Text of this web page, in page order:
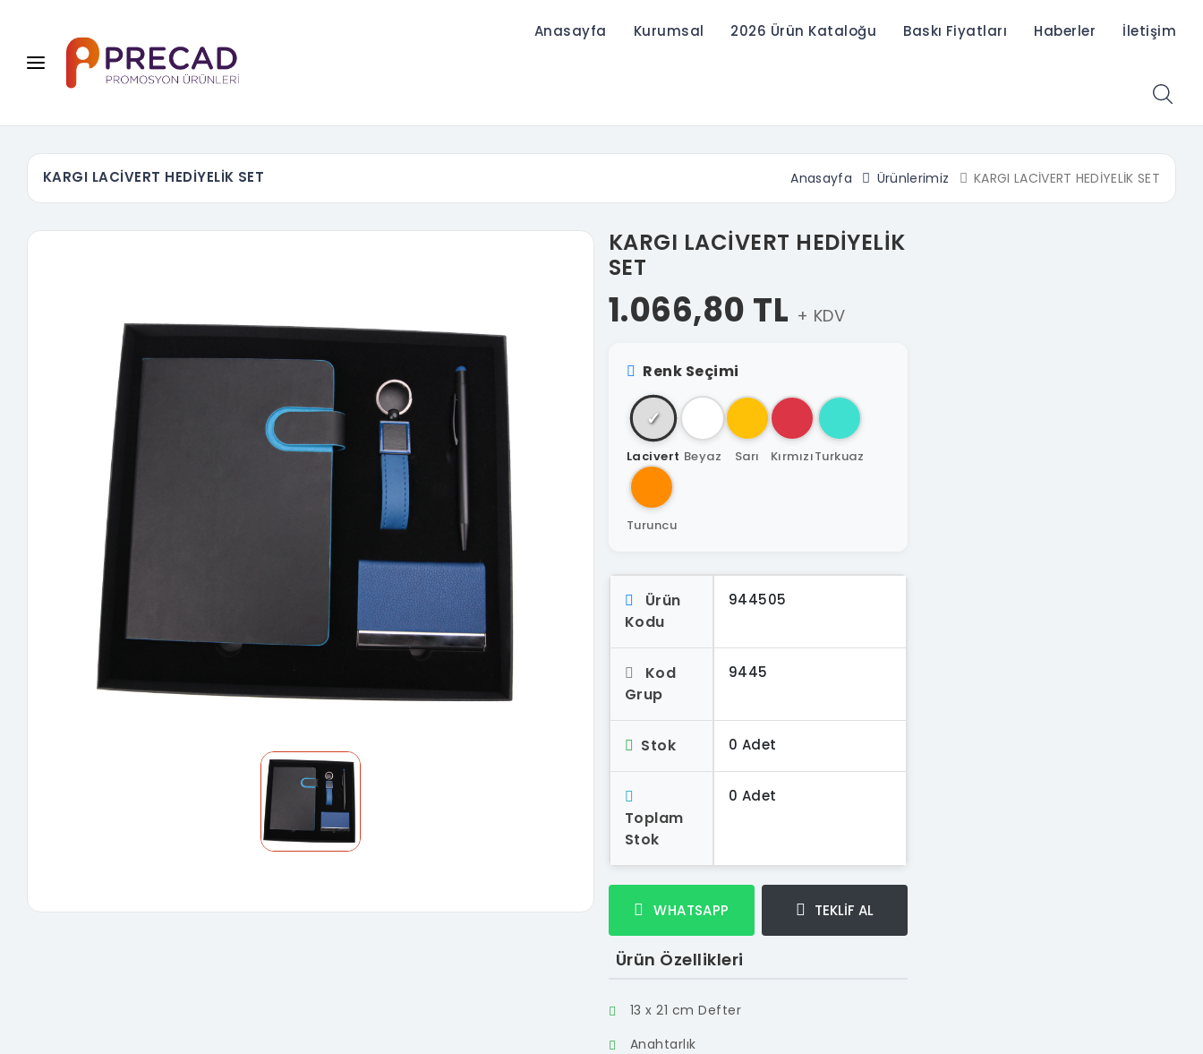
Anasayfa Kurumsal 2026 Ürün Kataloğu Baskı Fiyatları Haberler İletişim
KARGI LACİVERT HEDİYELİK SET Anasayfa Ürünlerimiz KARGI LACİVERT HEDİYELİK SET
KARGI LACİVERT HEDİYELİK
SET
1.066,80 TL + KDV
Renk Seçimi
✓
Lacivert Beyaz Sarı KırmızıTurkuaz
Turuncu
Ürün
Kodu
944505
Kod
Grup
9445
Stok 0 Adet
Toplam
Stok
0 Adet
WHATSAPP TEKLİF AL
Ürün Özellikleri
13 x 21 cm Defter
Anahtarlık